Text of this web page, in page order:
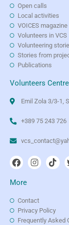
Open calls
Local activities
VOICES magazine
Volunteers in VCS
Volunteering
Stories from
Publications
Volunteers
Emil Zola 3/3-1,
+389 75 243 726
More
Contact
Privacy Policy
Frequently Asked